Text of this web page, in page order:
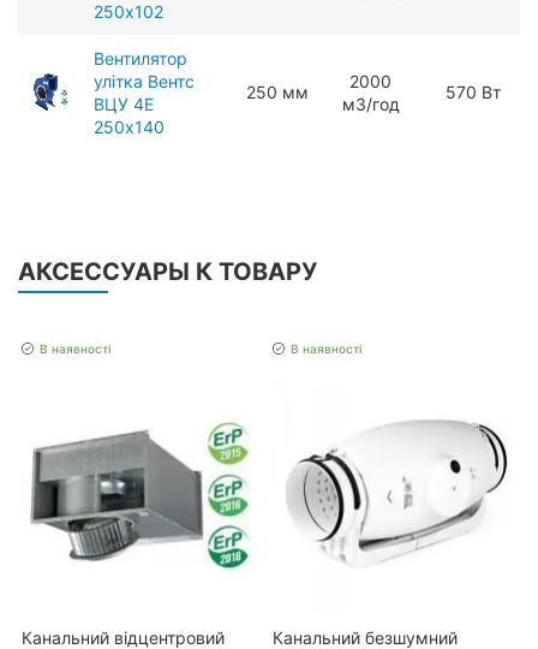
250х102
Вентилятор
улітка Вентс
ВЦУ 4Е
250х140
250 мм
2000
мЗ/год
570 Вт
АКСЕССУАРЫ К ТОВАРУ
В наявності
Канальний відцентровий
В наявності
Канальний безшумний